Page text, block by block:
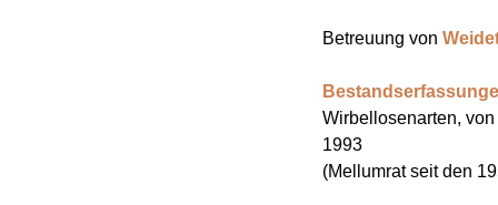
Betreuung von
Wirbellosenarten,
1993
(Mellumrat seit den